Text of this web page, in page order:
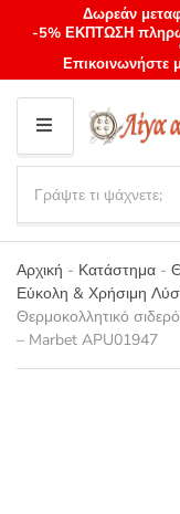
Δωρεάν
-5% ΕΚΠΤΩΣΗ
Επικοινωνήστε
M
E
N
U
Category
name
a
r
c
h
p
r
o
Αρχική - Κατάστημα -
Εύκολη & Χρήσιμη
Θερμοκολλητικό
– Marbet APU01947